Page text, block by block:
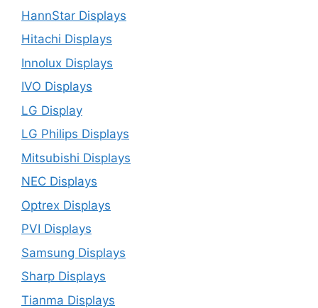
HannStar Displays
Hitachi Displays
Innolux Displays
IVO Displays
LG Display
LG Philips Displays
Mitsubishi Displays
NEC Displays
Optrex Displays
PVI Displays
Samsung Displays
Sharp Displays
Tianma Displays